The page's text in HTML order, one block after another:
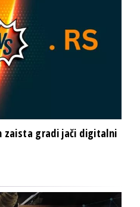
zaista gradi jači digitalni